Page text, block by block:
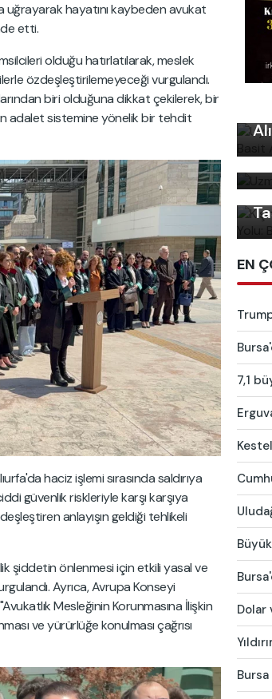
uğrayarak hayatını kaybeden avukat
etti.
olduğu hatırlatılarak, meslek
özdeşleştirilemeyeceği vurgulandı.
biri olduğuna dikkat çekilerek, bir
adalet sistemine yönelik bir tehdit
haciz işlemi sırasında saldırıya
güvenlik riskleriyle karşı karşıya
anlayışın geldiği tehlikeli
şiddetin önlenmesi için etkili yasal ve
Ayrıca, Avrupa Konseyi
Mesleğinin Korunmasına İlişkin
ve yürürlüğe konulması çağrısı
EN
7,1
Dolar